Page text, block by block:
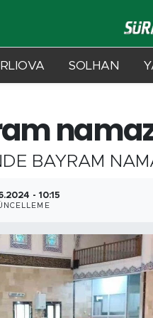
SOLHAN
namazı
BAYRAM
- 10:15